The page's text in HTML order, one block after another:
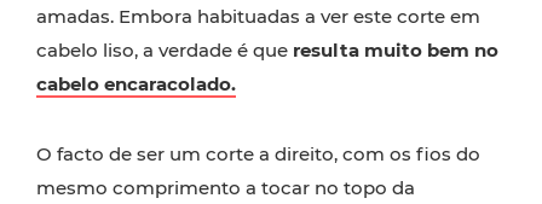
amadas. Embora habituadas a ver este corte em
cabelo liso, a verdade é que resulta muito bem no
cabelo encaracolado.
O facto de ser um corte a direito, com os fios do
mesmo comprimento a tocar no topo da